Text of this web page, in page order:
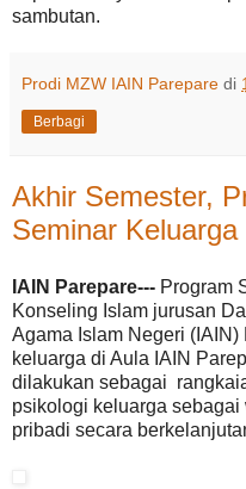
sambutan.
Prodi MZW IAIN Parepare di
Berbagi
Akhir Semester,
Seminar Keluarga
IAIN Parepare--- Program
Konseling Islam jurusan
Agama Islam Negeri
keluarga di Aula IAIN
dilakukan sebagai
psikologi keluarga
pribadi secara